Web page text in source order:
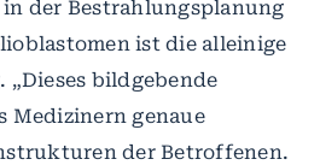
der Bestrahlungsplanung
ist die alleinige
bildgebende
Medizinern genaue
der Betroffenen.